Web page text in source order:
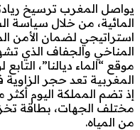
يواصل المغرب ترسيخ
المائية، من خلال سياسة
استراتيجي لضمان الأمن
المناخي والجفاف الذي
موقع “الماء ديالنا”،
المغربية تعد حجر
من المياه.